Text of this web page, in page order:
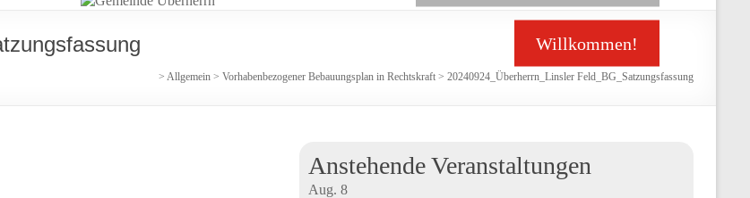
Willkommen!
> Allgemein > Vorhabenbezogener Bebauungsplan in Rechtskraft > 20240924_Überherrn_Linsler Feld_BG_Satzungsfassung
Anstehende Veranstaltungen
Aug. 8